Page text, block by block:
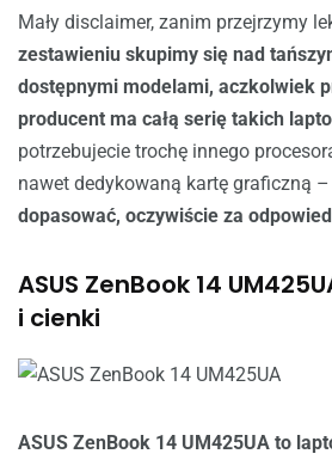
Mały disclaimer, zanim przejrzymy
zestawieniu skupimy się nad
dostępnymi modelami, aczkolwiek
producent ma całą serię takich
potrzebujecie trochę innego
nawet dedykowaną kartę graficzną –
dopasować, oczywiście za
ASUS ZenBook 14
i cienki
ASUS ZenBook 14 UM425UA to